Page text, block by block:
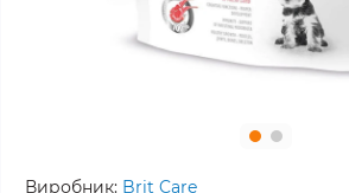
Виробник: Brit Care